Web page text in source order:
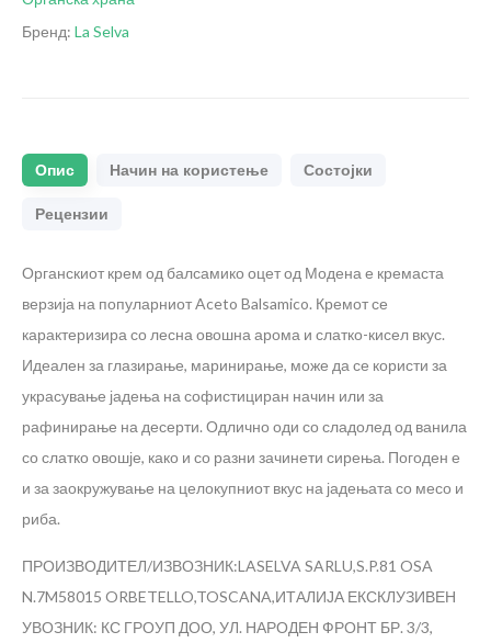
Бренд: La Selva
Опис Начин на користење Состојки
Рецензии
Органскиот крем од балсамико оцет од Модена е кремаста
верзија на популарниот Aceto Balsamico. Кремот се
карактеризира со лесна овошна арома и слатко-кисел вкус.
Идеален за глазирање, маринирање, може да се користи за
украсување јадења на софистициран начин или за
рафинирање на десерти. Одлично оди со сладолед од ванила
со слатко овошје, како и со разни зачинети сирења. Погоден е
и за заокружување на целокупниот вкус на јадењата со месо и
риба.
ПРОИЗВОДИТЕЛ/ИЗВОЗНИК:LASELVA SARLU,S.P.81 OSA
N.7M58015 ORBETELLO,TOSCANA,ИТАЛИЈА ЕКСКЛУЗИВЕН
УВОЗНИК: КС ГРОУП ДОО, УЛ. НАРОДЕН ФРОНТ БР. 3/3,